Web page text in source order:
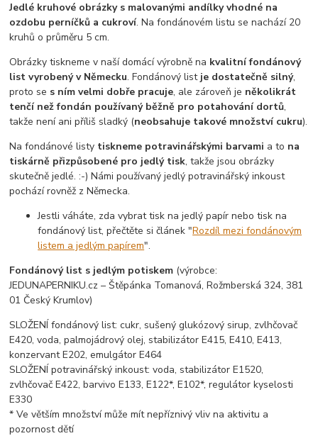
Jedlé kruhové obrázky s malovanými andílky vhodné na
ozdobu perníčků a cukroví. Na fondánovém listu se nachází 20
kruhů o průměru 5 cm.
Obrázky tiskneme v naší domácí výrobně na kvalitní fondánový
list vyrobený v Německu. Fondánový list je dostatečně silný,
proto se s ním velmi dobře pracuje, ale zároveň je několikrát
tenčí než fondán používaný běžně pro potahování dortů,
takže není ani příliš sladký (neobsahuje takové množství cukru).
Na fondánové listy tiskneme potravinářskými barvami a to na
tiskárně přizpůsobené pro jedlý tisk, takže jsou obrázky
skutečně jedlé. :-) Námi používaný jedlý potravinářský inkoust
pochází rovněž z Německa.
Jestli váháte, zda vybrat tisk na jedlý papír nebo tisk na
fondánový list, přečtěte si článek "Rozdíl mezi fondánovým
listem a jedlým papírem".
Fondánový list s jedlým potiskem (výrobce:
JEDUNAPERNIKU.cz – Štěpánka Tomanová, Rožmberská 324, 381
01 Český Krumlov)
SLOŽENÍ fondánový list: cukr, sušený glukózový sirup, zvlhčovač
E420, voda, palmojádrový olej, stabilizátor E415, E410, E413,
konzervant E202, emulgátor E464
SLOŽENÍ potravinářský inkoust: voda, stabilizátor E1520,
zvlhčovač E422, barvivo E133, E122*, E102*, regulátor kyselosti
E330
* Ve větším množství může mít nepříznivý vliv na aktivitu a
pozornost dětí